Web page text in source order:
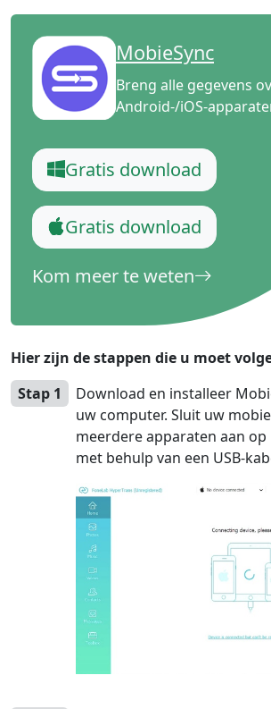
MobieSync
Breng alle gegevens
Android-/iOS-
Gratis download
Gratis download
Kom meer te weten
Hier zijn de stappen die u moet
Stap 1
Download en installeer
uw computer. Sluit uw
meerdere apparaten aan
met behulp van een USB-